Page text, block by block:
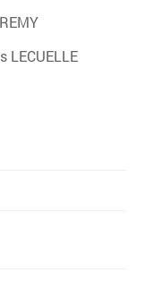
LECUELLE